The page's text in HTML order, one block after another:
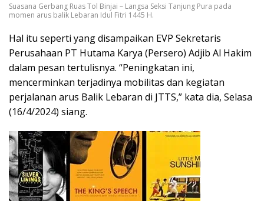
Suasana Gerbang Ruas Tol Binjai – Langsa Seksi Tanjung Pura pada
momen arus balik Lebaran Idul Fitri 1445 H.
Hal itu seperti yang disampaikan EVP Sekretaris
Perusahaan PT Hutama Karya (Persero) Adjib Al Hakim
dalam pesan tertulisnya. “Peningkatan ini,
mencerminkan terjadinya mobilitas dan kegiatan
perjalanan arus Balik Lebaran di JTTS,” kata dia, Selasa
(16/4/2024) siang.